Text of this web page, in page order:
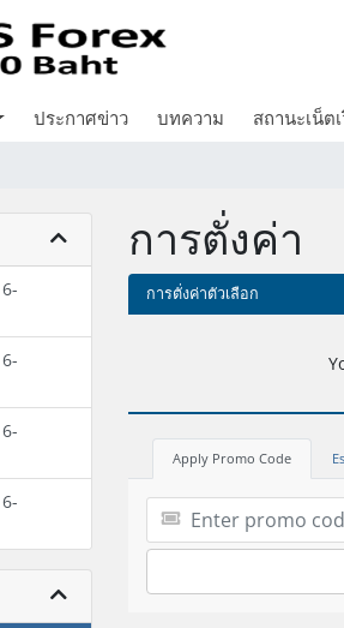
ประกาศข่าว บทความ สถานะเน็ต
การตั่งค่า
การตั่งค่าตัวเลือก
Apply Promo Code